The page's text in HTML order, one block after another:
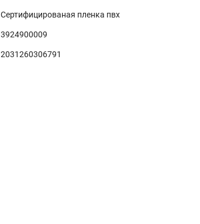
Сертифицированая пленка пвх
3924900009
2031260306791